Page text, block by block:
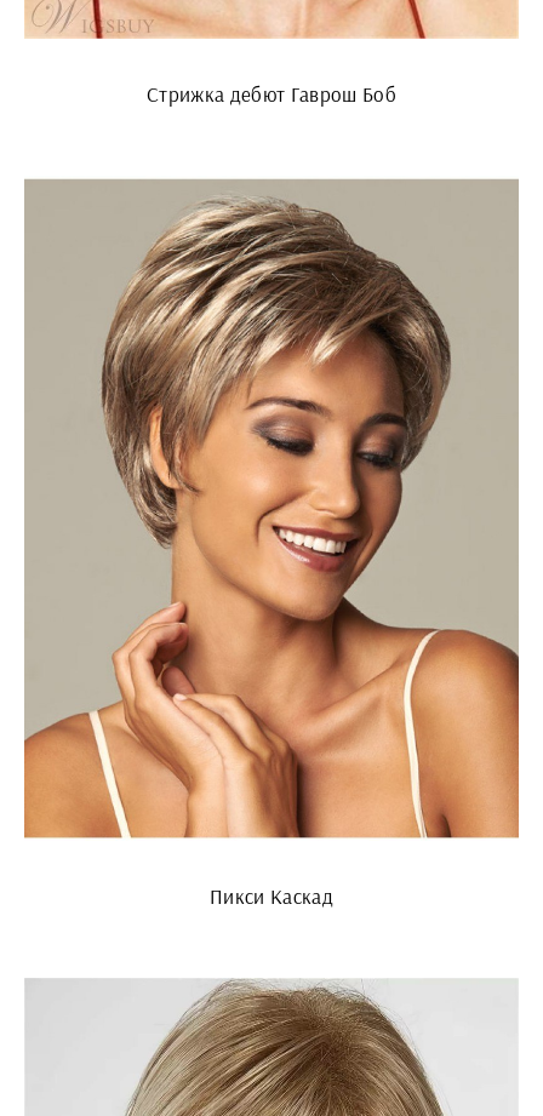
Стрижка дебют Гаврош Боб
Пикси Каскад